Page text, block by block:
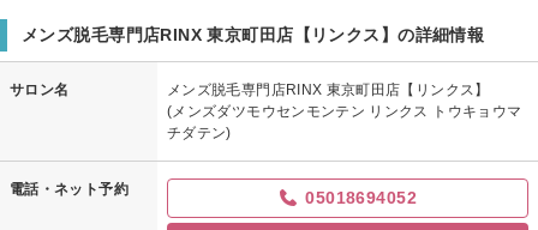
メンズ脱毛専門店RINX 東京町田店【リンクス】の詳細情報
サロン名
メンズ脱毛専門店RINX 東京町田店【リンクス】
(メンズダツモウセンモンテン リンクス トウキョウマ
チダテン)
電話・ネット予約 05018694052